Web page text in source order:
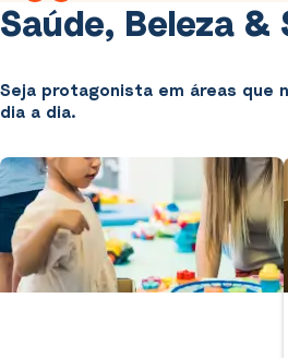
Saúde, Beleza &
Seja protagonista em áreas que
dia a dia.